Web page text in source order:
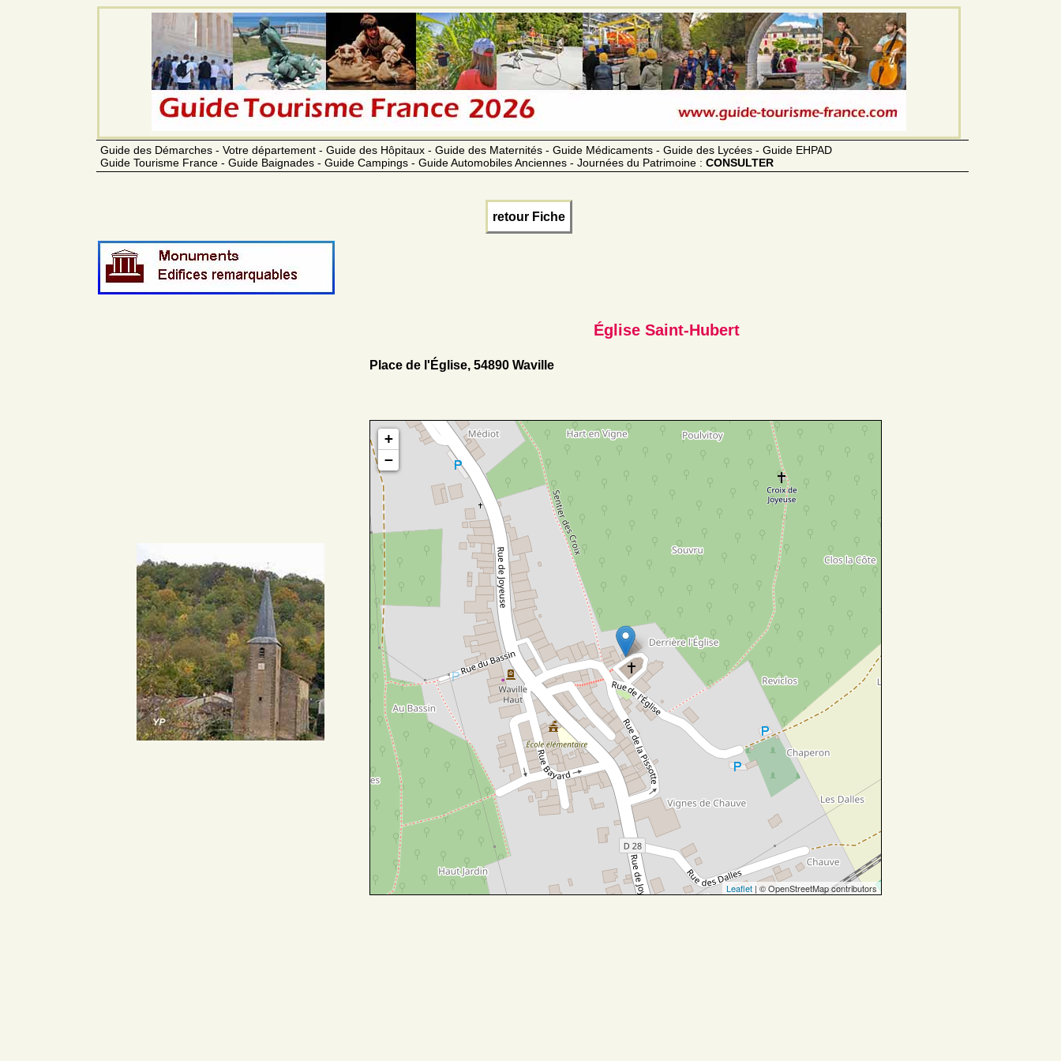
Guide des Démarches - Votre département - Guide des Hôpitaux - Guide des Maternités - Guide Médicaments - Guide des Lycées - Guide EHPAD
Guide Tourisme France - Guide Baignades - Guide Campings - Guide Automobiles Anciennes - Journées du Patrimoine : CONSULTER
retour Fiche
Église Saint-Hubert
Place de l'Église, 54890 Waville
+
−
Leaflet| © OpenStreetMap contributors